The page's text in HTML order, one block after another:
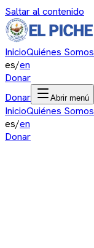
Saltar al contenido
InicioQuiénes Somos
es/en
Donar
Donar
Abrir menú
InicioQuiénes Somos
es/en
Donar